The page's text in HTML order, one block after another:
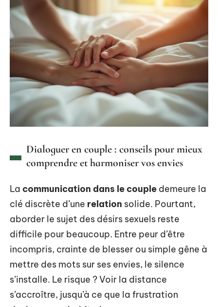
Dialoguer en couple : conseils pour mieux
comprendre et harmoniser vos envies
La communication dans le couple demeure la
clé discrète d’une relation solide. Pourtant,
aborder le sujet des désirs sexuels reste
difficile pour beaucoup. Entre peur d’être
incompris, crainte de blesser ou simple gêne à
mettre des mots sur ses envies, le silence
s’installe. Le risque ? Voir la distance
s’accroître, jusqu’à ce que la frustration